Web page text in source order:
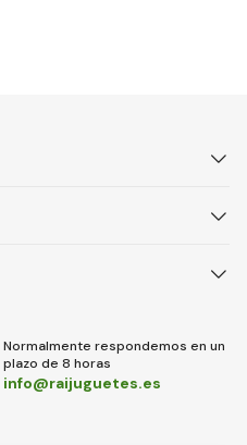
Normalmente respondemos en un
plazo de 8 horas
info@raijuguetes.es